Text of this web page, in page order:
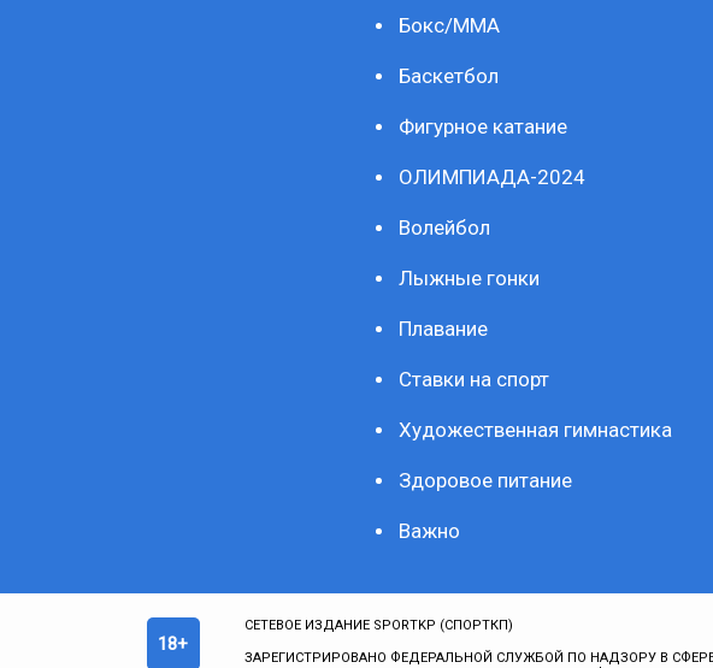
Бокс/ММА
Баскетбол
Фигурное катание
ОЛИМПИАДА-2024
Волейбол
Лыжные гонки
Плавание
Ставки на спорт
Художественная гимнастика
Здоровое питание
Важно
18+
СЕТЕВОЕ ИЗДАНИЕ SPORTKP (СПОРТКП)
ЗАРЕГИСТРИРОВАНО ФЕДЕРАЛЬНОЙ СЛУЖБОЙ ПО НАДЗОРУ В